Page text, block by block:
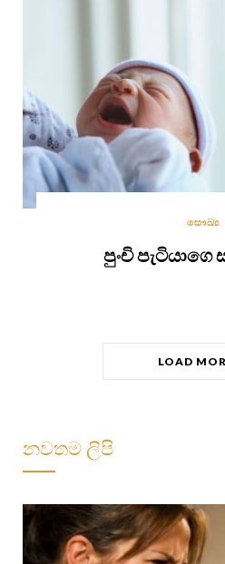
සෞඛ්‍ය
පුංචි පැටියාගෙ
LOAD
නවතම ලිපි